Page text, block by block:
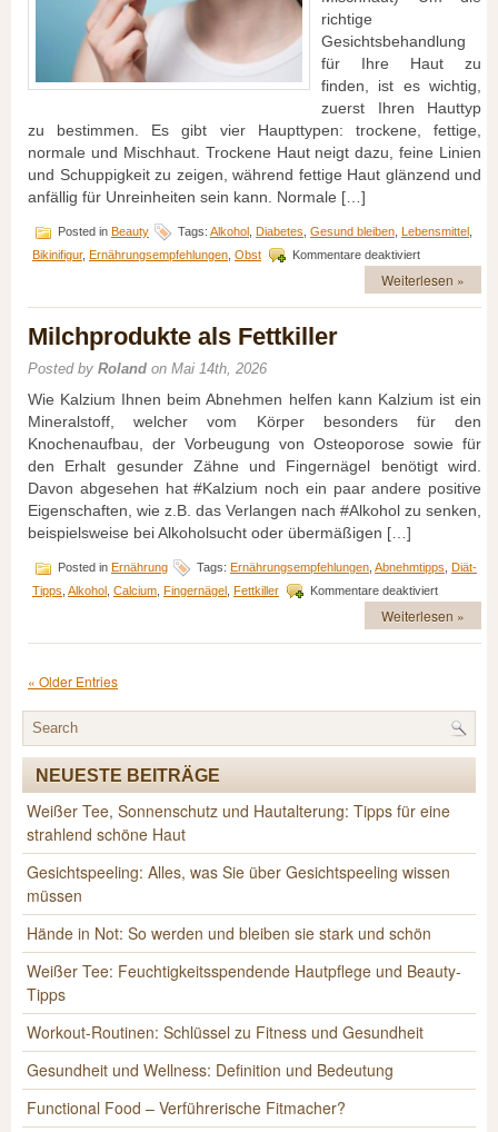
richtige
Gesichtsbehandlung
für Ihre Haut zu
finden, ist es wichtig,
zuerst Ihren Hauttyp
zu bestimmen. Es gibt vier Haupttypen: trockene, fettige,
normale und Mischhaut. Trockene Haut neigt dazu, feine Linien
und Schuppigkeit zu zeigen, während fettige Haut glänzend und
anfällig für Unreinheiten sein kann. Normale […]
Posted in Beauty Tags: Alkohol Diabetes Gesund bleiben Lebensmittel
Bikinifigur, Ernährungsempfehlungen Obst Kommentare deaktiviertfür
Strahlende
Haut:
Tipps
Weiterlesen »
Milchprodukte als Fettkiller
Posted by Roland on Mai 14th, 2026
Wie Kalzium Ihnen beim Abnehmen helfen kann Kalzium ist ein
Mineralstoff, welcher vom Körper besonders für den
Knochenaufbau, der Vorbeugung von Osteoporose sowie für
den Erhalt gesunder Zähne und Fingernägel benötigt wird.
Davon abgesehen hat #Kalzium noch ein paar andere positive
Eigenschaften, wie z.B. das Verlangen nach #Alkohol zu senken,
beispielsweise bei Alkoholsucht oder übermäßigen […]
Posted in Ernährung Tags: Ernährungsempfehlungen Abnehmtipps Diät-
Tipps Alkohol Calcium Fingernägel Fettkiller Kommentare deaktiviertfür
als
Fettkiller
Weiterlesen »
« Older Entries
NEUESTE BEITRÄGE
Weißer Tee, Sonnenschutz und Hautalterung: Tipps für eine
strahlend schöne Haut
Gesichtspeeling: Alles, was Sie über Gesichtspeeling wissen
müssen
Hände in Not: So werden und bleiben sie stark und schön
Weißer Tee: Feuchtigkeitsspendende Hautpflege und Beauty-
Tipps
Workout-Routinen: Schlüssel zu Fitness und Gesundheit
Gesundheit und Wellness: Definition und Bedeutung
Functional Food – Verführerische Fitmacher?